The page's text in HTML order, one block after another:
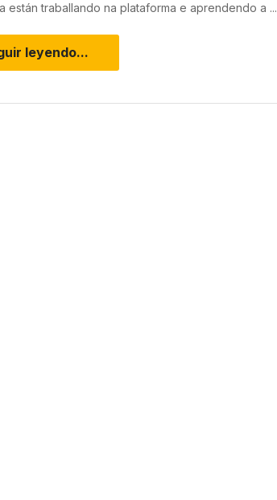
están traballando na plataforma e aprendendo a ...
leyendo...